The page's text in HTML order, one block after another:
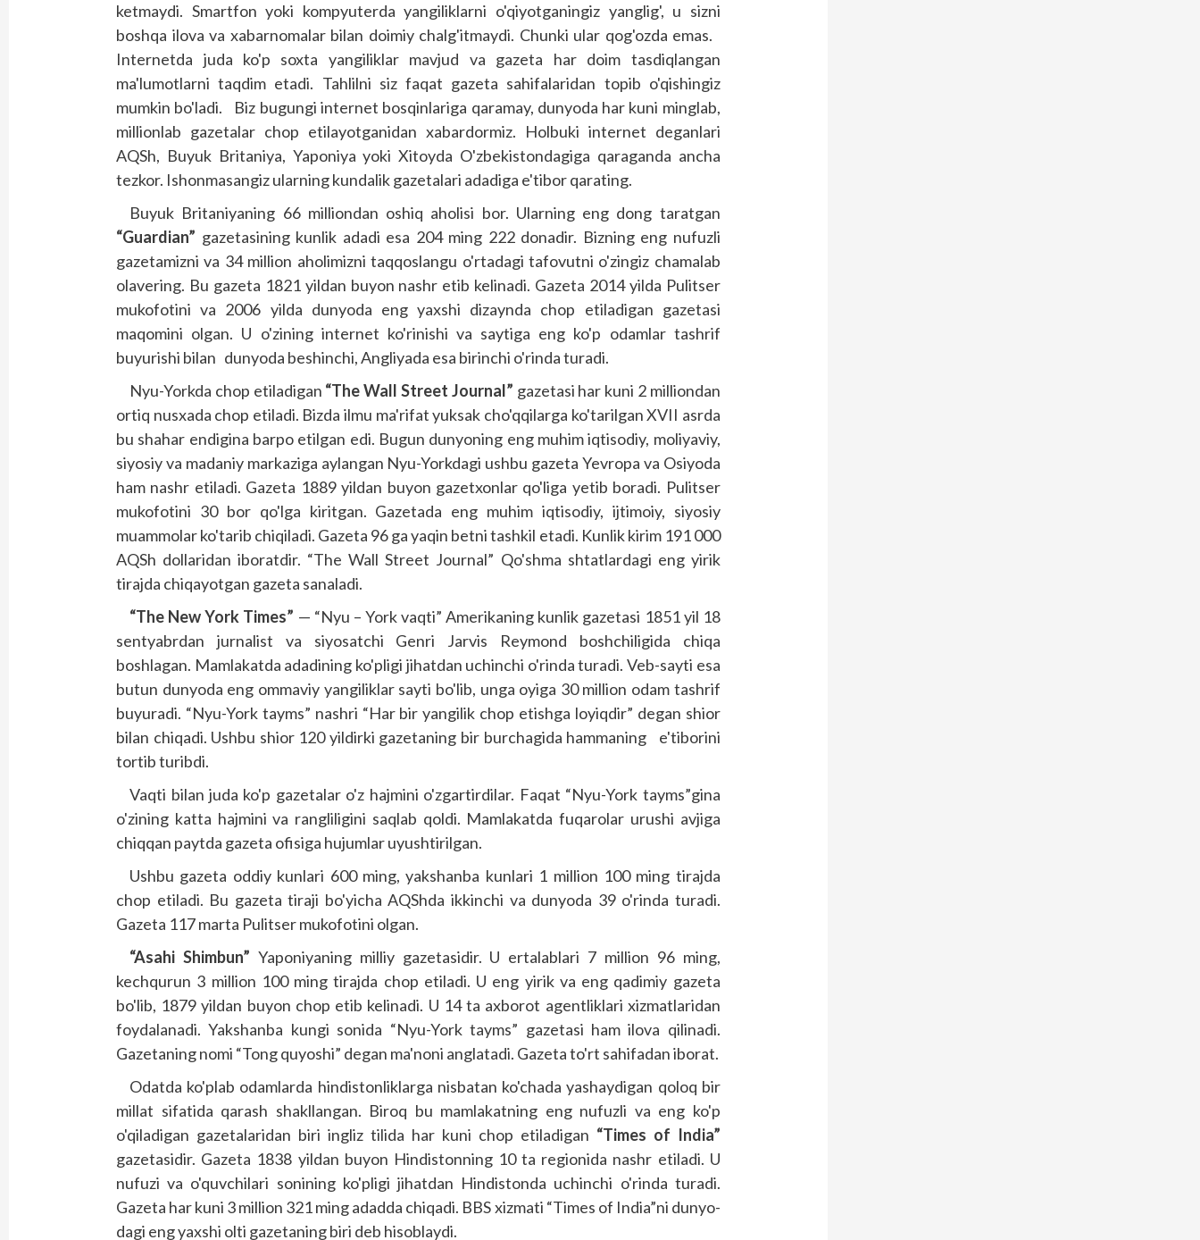
ketmaydi. Smartfon yoki kompyuterda yangi­liklarni o'qiyotganingiz yang­lig', u sizni
boshqa ilova va xabarnomalar bilan doi­miy chalg'itmaydi. Chunki ular qog'ozda emas.
Internetda juda ko'p soxta yangilik­lar mavjud va gazeta har doim tasdiqlangan
ma'lumotlarni taqdim etadi. Tahlilni siz faqat gazeta sahifalaridan topib o'qishingiz
mumkin bo'ladi. Biz bugungi internet bosqinlariga qaramay, dunyoda har kuni minglab,
millionlab gazetalar chop etilayotganidan xabardormiz. Holbuki internet deganlari
AQSh, Buyuk Britaniya, Yaponiya yoki Xitoyda O'zbekistondagiga qaraganda ancha
tezkor. Ishonmasangiz ularning kundalik gazetalari adadiga e'tibor qarating.
Buyuk Britaniyaning 66 milliondan oshiq aholisi bor. Ularning eng dong taratgan
“Guardian” gazetasining kunlik adadi esa 204 ming 222 donadir. Bizning eng nufuzli
gazetamizni va 34 million aholimizni taqqoslangu o'rtadagi tafovutni o'zingiz chamalab
olavering. Bu gazeta 1821 yildan buyon nashr etib kelinadi. Gazeta 2014 yilda Pulitser
mukofotini va 2006 yilda dunyoda eng yaxshi dizaynda chop etiladigan gazetasi
maqomini olgan. U o'zining internet ko'rinishi va saytiga eng ko'p odamlar tashrif
buyurishi bilan dunyoda beshinchi, Ang­liyada esa birinchi o'rinda turadi.
Nyu-Yorkda chop etiladigan “The Wall Street Journal” gazetasi har kuni 2 milliondan
ortiq nusxada chop etiladi. Bizda ilmu ma'rifat yuksak cho'qqilarga ko'tarilgan XVII asrda
bu shahar endigina barpo etilgan edi. Bugun dunyoning eng muhim iqtisodiy, moliyaviy,
siyosiy va madaniy markaziga aylangan Nyu-Yorkdagi ushbu gazeta Yevropa va Osiyoda
ham nashr etiladi. Gazeta 1889 yildan buyon gazetxonlar qo'liga yetib boradi. Pulitser
mukofotini 30 bor qo'lga kiritgan. Gazetada eng muhim iqtisodiy, ijtimoiy, siyosiy
muammolar ko'tarib chiqiladi. Gazeta 96 ga yaqin betni tashkil etadi. Kunlik kirim 191 000
AQSh dollaridan iboratdir. “The Wall Street Journal” Qo'shma shtatlardagi eng yirik
tirajda chiqayotgan gazeta sanaladi.
“The New York Times” — “Nyu – York vaqti” Amerikaning kunlik gazetasi 1851 yil 18
sentyabrdan jurnalist va siyosatchi Genri Jarvis Reymond boshchiligida chiqa
boshlagan. Mamlakatda adadining ko'pligi jihatdan uchinchi o'rinda turadi. Veb-sayti esa
butun dunyo­­da eng ommaviy yangiliklar sayti bo'lib, unga oyiga 30 million odam tashrif
buyuradi. “Nyu-York tayms” nashri “Har bir yangilik chop etishga loyiqdir” degan shior
bilan chiqadi. Ushbu shior 120 yildirki gazetaning bir burchagida hammaning e'tiborini
tortib turibdi.
Vaqti bilan juda ko'p gazetalar o'z hajmini o'zgartirdilar. Faqat “Nyu-York tayms”gina
o'zining katta hajmini va rangliligini saqlab qoldi. Mamlakatda fuqarolar urushi avjiga
chiqqan paytda gazeta ofisiga hujumlar uyushtirilgan.
Ushbu gazeta oddiy kunlari 600 ming, yakshanba kunlari 1 million 100 ming tirajda
chop etiladi. Bu gazeta tiraji bo'yicha AQShda ikkinchi va dunyoda 39 o'rinda turadi.
Gazeta 117 marta Pulitser mukofotini olgan.
“Asahi Shimbun” Yaponiyaning milliy gazetasidir. U ertalablari 7 million 96 ming,
kechqurun 3 million 100 ming tirajda chop etiladi. U eng yirik va eng qadimiy gazeta
bo'lib, 1879 yildan buyon chop etib kelinadi. U 14 ta axborot agentliklari xizmatlaridan
foydalanadi. Yakshanba kungi sonida “Nyu-York tayms” gazetasi ham ilova qilinadi.
Gazetaning nomi “Tong quyoshi” degan ma'noni anglatadi. Gazeta to'rt sahifadan iborat.
Odatda ko'plab odamlarda hindistonliklarga nisbatan ko'chada yashaydigan qoloq bir
millat sifatida qarash shakllangan. Biroq bu mamlakatning eng nufuzli va eng ko'p
o'qiladigan gazetalaridan biri ing­liz tilida har kuni chop etiladigan “Times of India”
gazetasidir. Gazeta 1838 yildan buyon Hindistonning 10 ta regionida nashr etiladi. U
nufuzi va o'quvchilari sonining ko'pligi jihatdan Hindistonda uchinchi o'rinda turadi.
Gazeta har kuni 3 million 321 ming adadda chiqadi. BBS xizmati “Times of India”ni dunyo­
dagi eng yaxshi olti gazetaning biri deb hisoblaydi.